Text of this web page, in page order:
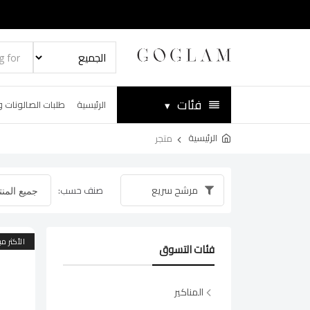
فئات ▾ الرئيسية طلبات الصالونات
الرئيسية متجر
مرشح سريع صنف حسب:
الأكثر فئات التسوق
المناكير